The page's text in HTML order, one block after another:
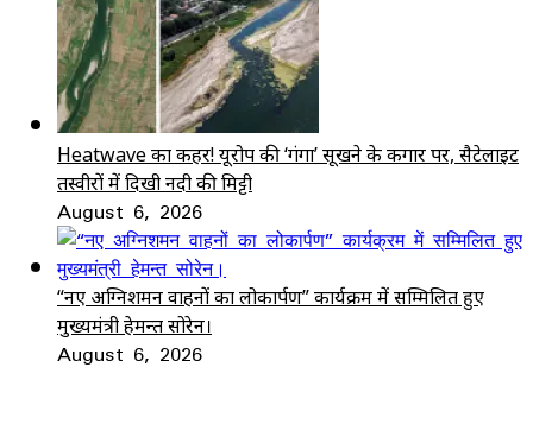
Heatwave का कहर! यूरोप की ‘गंगा’ सूखने के कगार पर, सैटेलाइट
तस्वीरों में दिखी नदी की मिट्टी
August 6, 2026
“नए अग्निशमन वाहनों का लोकार्पण” कार्यक्रम में सम्मिलित हुए
मुख्यमंत्री हेमन्त सोरेन।
August 6, 2026